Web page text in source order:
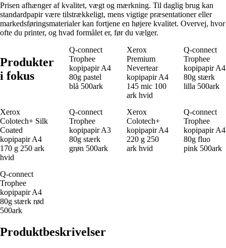
Prisen afhænger af kvalitet, vægt og mærkning. Til daglig brug kan
standardpapir være tilstrækkeligt, mens vigtige præsentationer eller
markedsføringsmaterialer kan fortjene en højere kvalitet. Overvej, hvor
ofte du printer, og hvad formålet er, før du vælger.
Produkter
i fokus
Q-connect
Trophee
kopipapir A4
80g pastel
blå 500ark
Xerox
Premium
Nevertear
kopipapir A4
145 mic 100
ark hvid
Q-connect
Trophee
kopipapir A4
80g stærk
lilla 500ark
Xerox
Colotech+ Silk
Coated
kopipapir A4
170 g 250 ark
hvid
Q-connect
Trophee
kopipapir A3
80g stærk
grøn 500ark
Xerox
Colotech+
kopipapir A4
220 g 250
ark hvid
Q-connect
Trophee
kopipapir A4
80g fluo
pink 500ark
Q-connect
Trophee
kopipapir A4
80g stærk rød
500ark
Produktbeskrivelser